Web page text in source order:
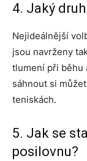
4. Jaký
Nejideálnější
jsou navrženy
tlumení při běhu
sáhnout si
teniskách.
5. Jak se
posilovnu?